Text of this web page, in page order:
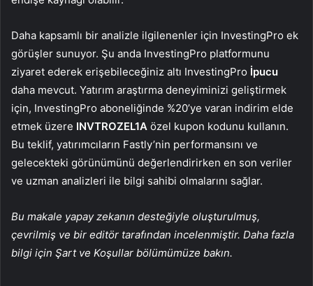
Daha kapsamlı bir analizle ilgilenenler için InvestingPro ek
görüşler sunuyor. Şu anda InvestingPro platformunu
ziyaret ederek erişebileceğiniz altı InvestingPro İpucu
daha mevcut. Yatırım araştırma deneyiminizi geliştirmek
için, InvestingPro aboneliğinde %20’ye varan indirim elde
etmek üzere INVTROZEL1A özel kupon kodunu kullanın.
Bu teklif, yatırımcıların Fastly’nin performansını ve
gelecekteki görünümünü değerlendirirken en son veriler
ve uzman analizleri ile bilgi sahibi olmalarını sağlar.
Bu makale yapay zekanın desteğiyle oluşturulmuş,
çevrilmiş ve bir editör tarafından incelenmiştir. Daha fazla
bilgi için Şart ve Koşullar bölümümüze bakın.